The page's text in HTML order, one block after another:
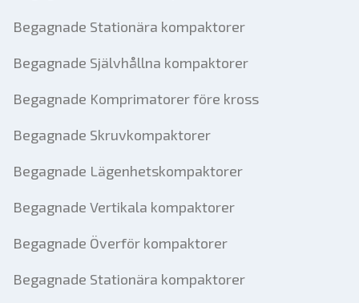
Begagnade Stationära kompaktorer
Begagnade Självhållna kompaktorer
Begagnade Komprimatorer före kross
Begagnade Skruvkompaktorer
Begagnade Lägenhetskompaktorer
Begagnade Vertikala kompaktorer
Begagnade Överför kompaktorer
Begagnade Stationära kompaktorer